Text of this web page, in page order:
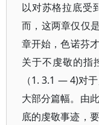
以对苏格拉底受
而，这两章仅仅
章开始，色诺芬
关于不虔敬的指
（1. 3.1 — 4)对
大部分篇幅。由
底的虔敬事迹，